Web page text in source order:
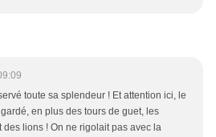
toute sa splendeur ! Et attention ici, le
en plus des tours de guet, les
lions ! On ne rigolait pas avec la